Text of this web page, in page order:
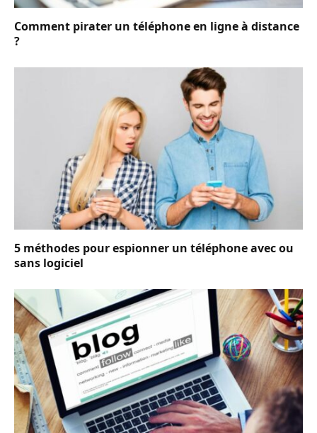
Comment pirater un téléphone en ligne à distance
?
5 méthodes pour espionner un téléphone avec ou
sans logiciel